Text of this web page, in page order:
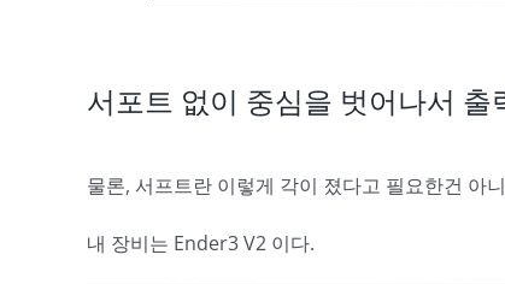
서포트 없이 중심을 벗어나서
물론, 서프트란 이렇게 각이 졌다고 필요한건 아
내 장비는 Ender3 V2 이다.